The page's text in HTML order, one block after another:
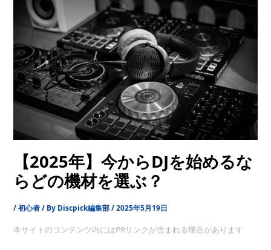
【2025年】今からDJを始めるな
らどの機材を選ぶ？
/初心者/ By Discpick編集部/2025年5月19日
本サイトのコンテンツ内にはPRリンクが含まれる場合があります